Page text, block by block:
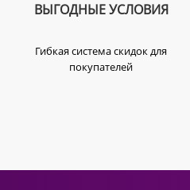
ВЫГОДНЫЕ УСЛОВИЯ
Гибкая система скидок для
покупателей